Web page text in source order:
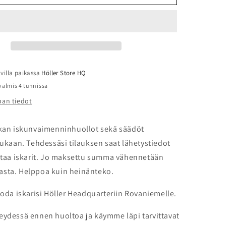
paikassa Höller Store HQ
4 tunnissa
tiedot
iskunvaimenninhuollot sekä säädöt
Tehdessäsi tilauksen saat lähetystiedot
iskarit. Jo maksettu summa vähennetään
Helppoa kuin heinänteko.
iskarisi Höller Headquarteriin Rovaniemelle.
ennen huoltoa ja käymme läpi tarvittavat